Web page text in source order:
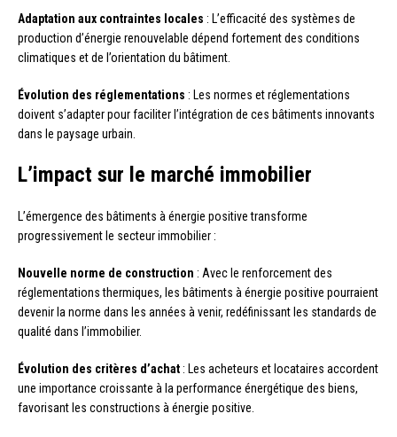
Adaptation aux contraintes locales : L’efficacité des systèmes de
production d’énergie renouvelable dépend fortement des conditions
climatiques et de l’orientation du bâtiment.
Évolution des réglementations : Les normes et réglementations
doivent s’adapter pour faciliter l’intégration de ces bâtiments innovants
dans le paysage urbain.
L’impact sur le marché immobilier
L’émergence des bâtiments à énergie positive transforme
progressivement le secteur immobilier :
Nouvelle norme de construction : Avec le renforcement des
réglementations thermiques, les bâtiments à énergie positive pourraient
devenir la norme dans les années à venir, redéfinissant les standards de
qualité dans l’immobilier.
Évolution des critères d’achat : Les acheteurs et locataires accordent
une importance croissante à la performance énergétique des biens,
favorisant les constructions à énergie positive.